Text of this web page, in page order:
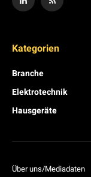
Kategorien
Branche
Elektrotechnik
Hausgeräte
Über uns/Mediadaten